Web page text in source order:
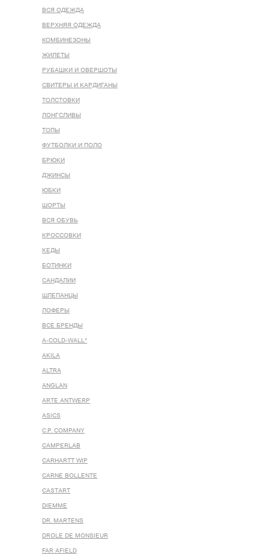
ВСЯ ОДЕЖДА
ВЕРХНЯЯ ОДЕЖДА
КОМБИНЕЗОНЫ
ЖИЛЕТЫ
РУБАШКИ И ОВЕРШОТЫ
СВИТЕРЫ И КАРДИГАНЫ
ТОЛСТОВКИ
ЛОНГСЛИВЫ
ТОПЫ
ФУТБОЛКИ И ПОЛО
БРЮКИ
ДЖИНСЫ
ЮБКИ
ШОРТЫ
ВСЯ ОБУВЬ
КРОССОВКИ
КЕДЫ
БОТИНКИ
САНДАЛИИ
ШЛЕПАНЦЫ
ЛОФЕРЫ
ВСЕ БРЕНДЫ
A-COLD-WALL*
AKILA
ALTRA
ANGLAN
ARTE ANTWERP
ASICS
C.P. COMPANY
CAMPERLAB
CARHARTT WIP
CARNE BOLLENTE
CASTART
DIEMME
DR. MARTENS
DROLE DE MONSIEUR
FAR AFIELD